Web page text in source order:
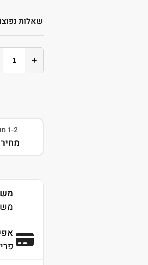
שאלות
+
1-2 מוצרים
משלוח 3-7